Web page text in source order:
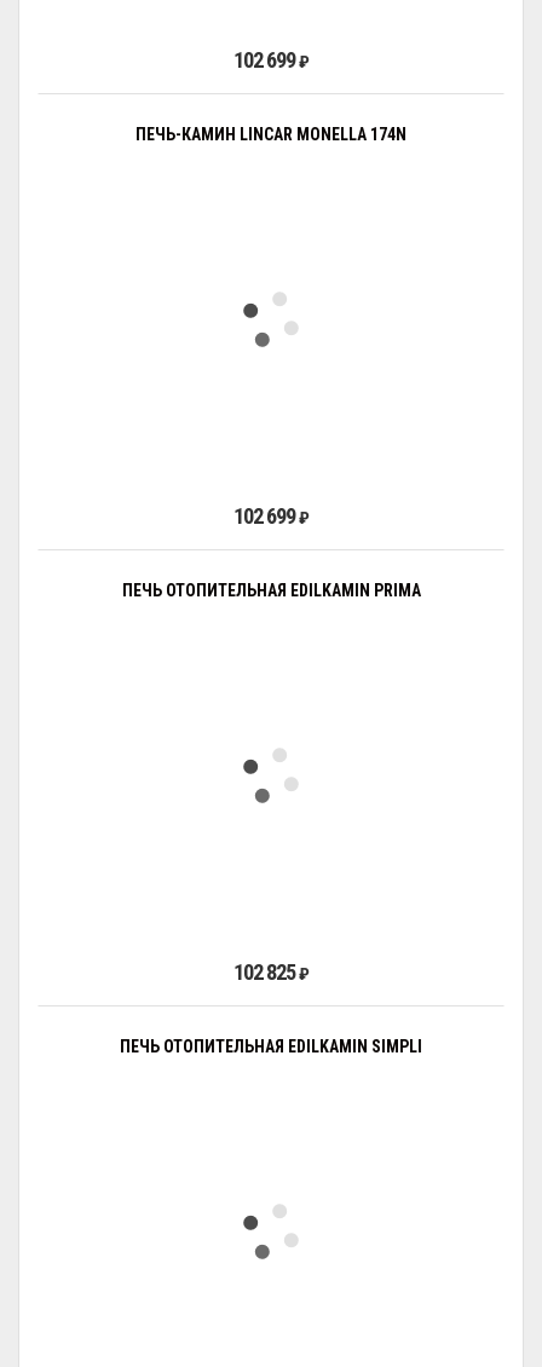
102 699₽
ПЕЧЬ-КАМИН LINCAR MONELLA 174N
102 699₽
ПЕЧЬ ОТОПИТЕЛЬНАЯ EDILKAMIN PRIMA
102 825₽
ПЕЧЬ ОТОПИТЕЛЬНАЯ EDILKAMIN SIMPLI